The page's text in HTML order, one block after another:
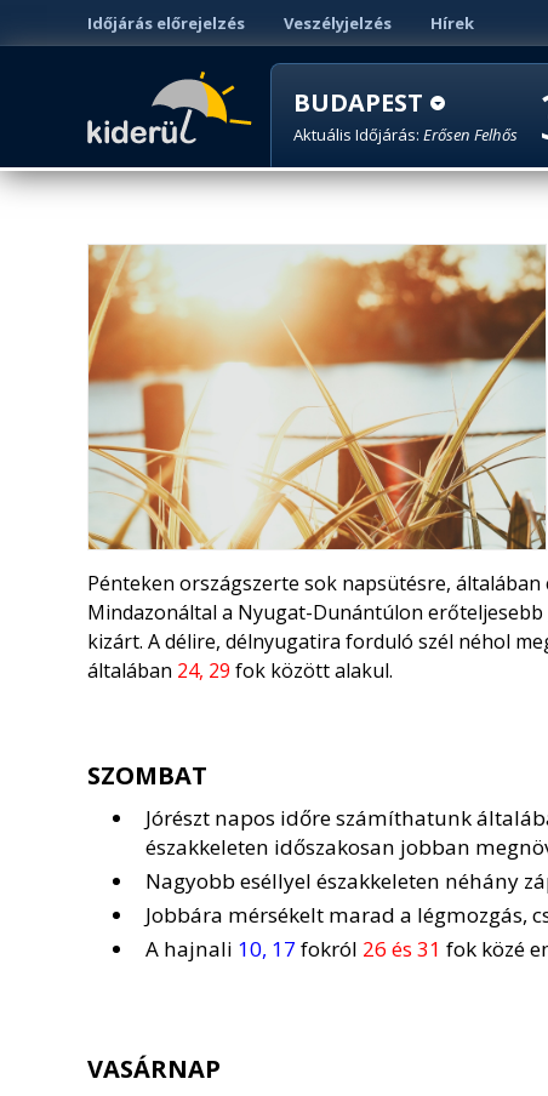
Időjárás előrejelzés Veszélyjelzés Hírek
BUDAPEST
Aktuális Időjárás: Erősen Felhős
Pénteken országszerte sok napsütésre,
Mindazonáltal a Nyugat-Dunántúlon
kizárt. A délire, délnyugatira forduló szél néhol
általában 24, 29 fok között alakul.
SZOMBAT
Jórészt napos időre számíthatunk
északkeleten időszakosan jobban
Nagyobb eséllyel északkeleten néhány
Jobbára mérsékelt marad a légmozgás,
A hajnali 10, 17 fokról 26 és 31 fok közé
VASÁRNAP